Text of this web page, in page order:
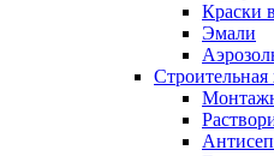
Краски
Эмали